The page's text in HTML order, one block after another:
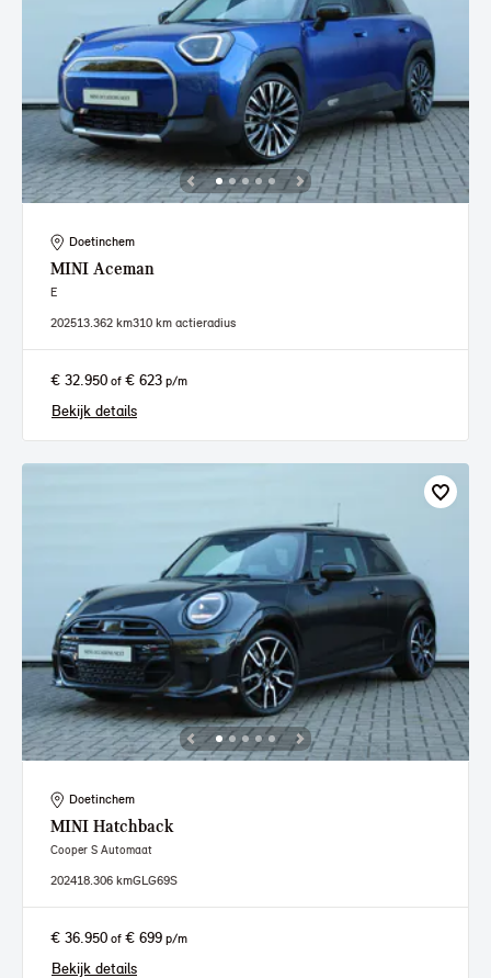
Doetinchem
MINI Aceman
E
202513.362 km310 km actieradius
€ 32.950 of € 623 p/m
Bekijk details
Doetinchem
MINI Hatchback
Cooper S Automaat
202418.306 kmGLG69S
€ 36.950 of € 699 p/m
Bekijk details